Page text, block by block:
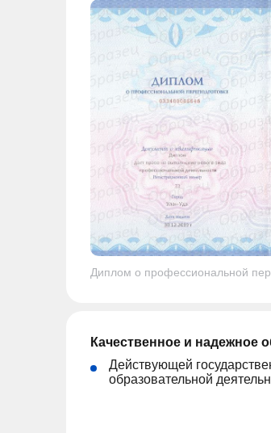
Диплом о профессиональной
Качественное и надежное
Действующей
образовательной